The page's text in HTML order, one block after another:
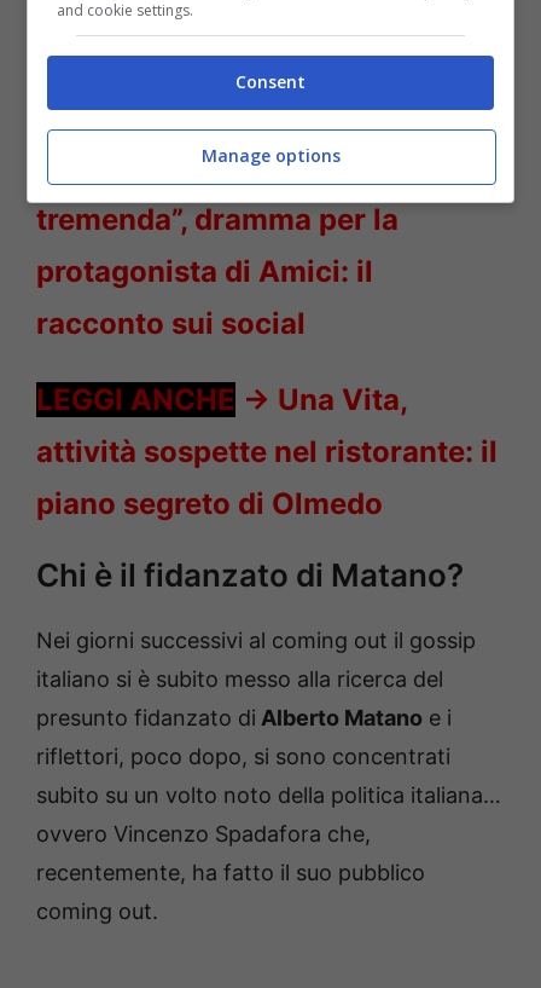
un gossip legato alla vita provata del
giornalista, e quindi la rivelazione del nome
del presunto fidanzato del giornalista.
LEGGI ANCHE->“Una malattia
tremenda”, dramma per la
protagonista di Amici: il
racconto sui social
LEGGI ANCHE -> Una Vita,
attività sospette nel ristorante: il
piano segreto di Olmedo
Chi è il fidanzato di Matano?
Nei giorni successivi al coming out il gossip
italiano si è subito messo alla ricerca del
presunto fidanzato di Alberto Matano e i
riflettori, poco dopo, si sono concentrati
subito su un volto noto della politica italiana…
ovvero Vincenzo Spadafora che,
recentemente, ha fatto il suo pubblico
coming out.
and cookie settings.
Consent
Manage options